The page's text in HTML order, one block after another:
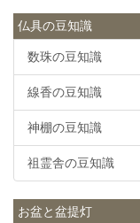
仏具の豆知識
数珠の豆知識
線香の豆知識
神棚の豆知識
祖霊舎の豆知識
お盆と盆提灯